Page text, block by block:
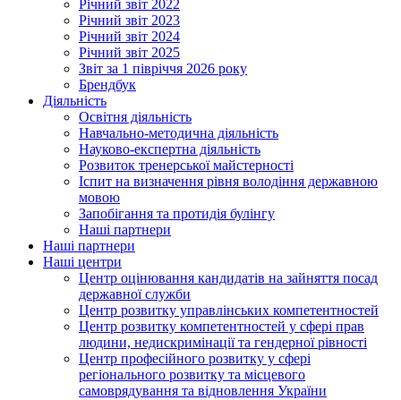
Річний звіт 2022
Річний звіт 2023
Річний звіт 2024
Річний звіт 2025
Звіт за 1 півріччя 2026 року
Брендбук
Діяльність
Освітня діяльність
Навчально-методична діяльність
Науково-експертна діяльність
Розвиток тренерської майстерності
Іспит на визначення рівня володіння державною
мовою
Запобігання та протидія булінгу
Наші партнери
Наші партнери
Наші центри
Центр оцінювання кандидатів на зайняття посад
державної служби
Центр розвитку управлінських компетентностей
Центр розвитку компетентностей у сфері прав
людини, недискримінації та гендерної рівності
Центр професійного розвитку у сфері
регіонального розвитку та місцевого
самоврядування та відновлення України